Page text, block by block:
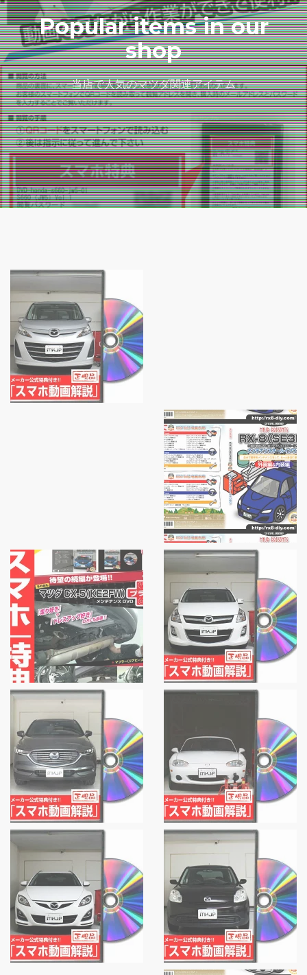
Popular items in our
shop
当店で人気のマツダ関連アイテム